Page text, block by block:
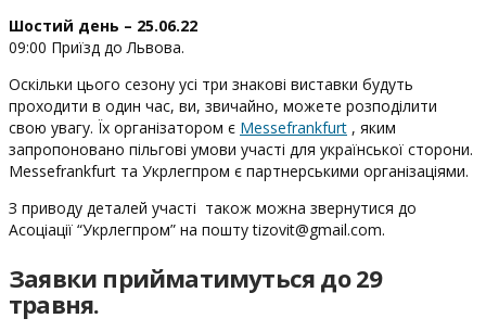
Шостий день – 25.06.22
09:00 Приїзд до Львова.
Оскільки цього сезону усі три знакові виставки будуть
проходити в один час, ви, звичайно, можете розподілити
свою увагу. Їх організатором є Messefrankfurt , яким
запропоновано пільгові умови участі для української сторони.
Messefrankfurt та Укрлегпром є партнерськими організаціями.
З приводу деталей участі також можна звернутися до
Асоціації “Укрлегпром” на поштуtizovit@gmail.com.
Заявки прийматимуться до 29
травня.